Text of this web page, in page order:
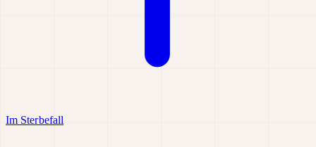
Im Sterbefall